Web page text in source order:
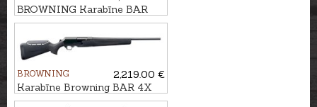
BROWNING Karabīne BAR
4X Platinum Bavarian 3GR
kal. .30-06 M14x1
BROWNING
2,219.00 €
Karabīne Browning BAR 4X
Hunter Black ADJ kal. .30-06